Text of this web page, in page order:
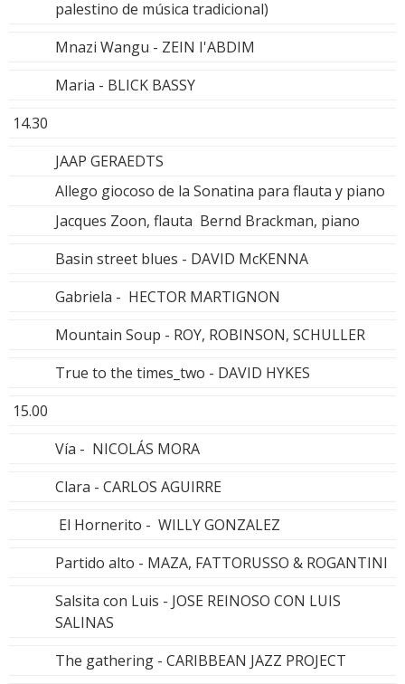
palestino de música tradicional)
Mnazi Wangu - ZEIN I'ABDIM
Maria - BLICK BASSY
14.30
JAAP GERAEDTS
Allego giocoso de la Sonatina para flauta y piano
Jacques Zoon, flauta Bernd Brackman, piano
Basin street blues - DAVID McKENNA
Gabriela - HECTOR MARTIGNON
Mountain Soup - ROY, ROBINSON, SCHULLER
True to the times_two - DAVID HYKES
15.00
Vía - NICOLÁS MORA
Clara - CARLOS AGUIRRE
El Hornerito - WILLY GONZALEZ
Partido alto - MAZA, FATTORUSSO & ROGANTINI
Salsita con Luis - JOSE REINOSO CON LUIS
SALINAS
The gathering - CARIBBEAN JAZZ PROJECT